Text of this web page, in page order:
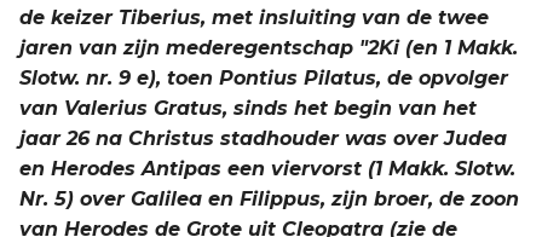
de keizer Tiberius, met insluiting van de twee
jaren van zijn mederegentschap "2Ki (en 1 Makk.
Slotw. nr. 9 e), toen Pontius Pilatus, de opvolger
van Valerius Gratus, sinds het begin van het
jaar 26 na Christus stadhouder was over Judea
en Herodes Antipas een viervorst (1 Makk. Slotw.
Nr. 5) over Galilea en Filippus, zijn broer, de zoon
van Herodes de Grote uit Cleopatra (zie de